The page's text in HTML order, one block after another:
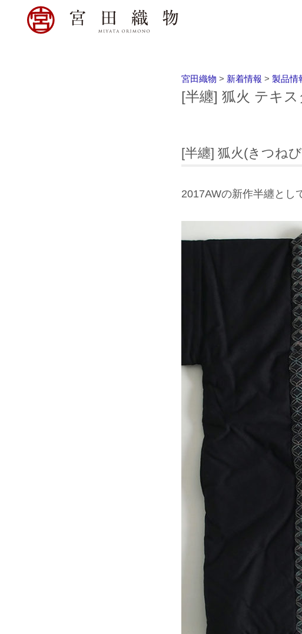
宮田織物 > 新着情報 > 製品情
[半纏] 狐火 テキ
[半纏] 狐火(きつね
2017AWの新作半纏とし